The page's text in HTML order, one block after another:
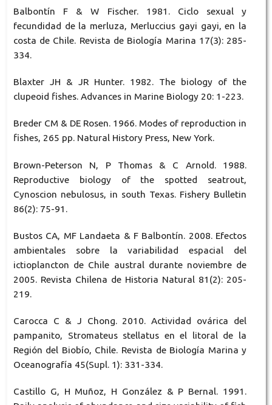
Balbontín F & W Fischer. 1981. Ciclo sexual y
fecundidad de la merluza, Merluccius gayi gayi, en la
costa de Chile. Revista de Biología Marina 17(3): 285-
334.
Blaxter JH & JR Hunter. 1982. The biology of the
clupeoid fishes. Advances in Marine Biology 20: 1-223.
Breder CM & DE Rosen. 1966. Modes of reproduction in
fishes, 265 pp. Natural History Press, New York.
Brown-Peterson N, P Thomas & C Arnold. 1988.
Reproductive biology of the spotted seatrout,
Cynoscion nebulosus, in south Texas. Fishery Bulletin
86(2): 75-91.
Bustos CA, MF Landaeta & F Balbontín. 2008. Efectos
ambientales sobre la variabilidad espacial del
ictioplancton de Chile austral durante noviembre de
2005. Revista Chilena de Historia Natural 81(2): 205-
219.
Carocca C & J Chong. 2010. Actividad ovárica del
pampanito, Stromateus stellatus en el litoral de la
Región del Biobío, Chile. Revista de Biología Marina y
Oceanografía 45(Supl. 1): 331-334.
Castillo G, H Muñoz, H González & P Bernal. 1991.